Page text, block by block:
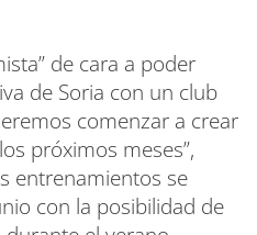
de cara a poder
de Soria con un club
comenzar a crear
próximos meses”,
entrenamientos se
con la posibilidad de